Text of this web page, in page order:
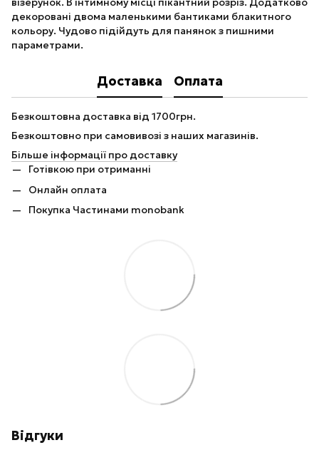
декоровані двома маленькими бантиками блакитного
кольору. Чудово підійдуть для панянок з пишними
параметрами.
Доставка Оплата
Безкоштовна доставка від 1700грн.
Безкоштовно при самовивозі з наших магазинів.
Більше інформації про доставку
Готівкою при отриманні
Онлайн оплата
Покупка Частинами monobank
Відгуки